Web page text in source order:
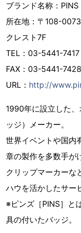
ブランド名称：PINS
所在地：〒108-
クレスト7F
TEL：03-5441-7417
FAX：03-5441-7428
URL： http://
1990年に設立した
ッジ）メーカー。
世界イベントや国内
章の製作を多数手が
クリップマーカーな
ハウを活かしたサー
※ピンズ［PINS］と
具の付いたバッジ。